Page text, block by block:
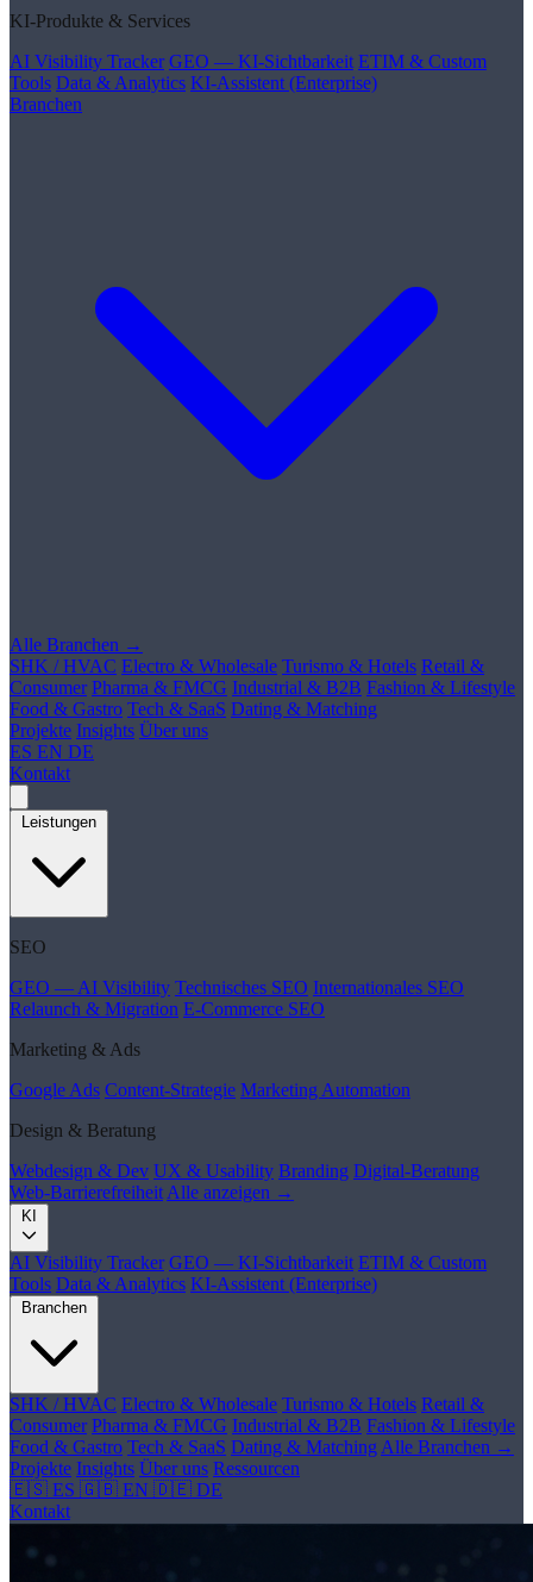
KI-Produkte & Services
AI Visibility Tracker GEO — KI-Sichtbarkeit ETIM & Custom
Tools Data & Analytics KI-Assistent (Enterprise)
Branchen
Alle Branchen →
SHK / HVAC Electro & Wholesale Turismo & Hotels Retail &
Consumer Pharma & FMCG Industrial & B2B Fashion & Lifestyle
Food & Gastro Tech & SaaS Dating & Matching
Projekte Insights Über uns
ES EN DE
Kontakt
Leistungen
SEO
GEO — AI Visibility Technisches SEO Internationales SEO
Relaunch & Migration E-Commerce SEO
Marketing & Ads
Google Ads Content-Strategie Marketing Automation
Design & Beratung
Webdesign & Dev UX & Usability Branding Digital-Beratung
Web-Barrierefreiheit Alle anzeigen →
KI
AI Visibility Tracker GEO — KI-Sichtbarkeit ETIM & Custom
Tools Data & Analytics KI-Assistent (Enterprise)
Branchen
SHK / HVAC Electro & Wholesale Turismo & Hotels Retail &
Consumer Pharma & FMCG Industrial & B2B Fashion & Lifestyle
Food & Gastro Tech & SaaS Dating & Matching Alle Branchen →
Projekte Insights Über uns Ressourcen
🇪🇸 ES 🇬🇧 EN 🇩🇪 DE
Kontakt